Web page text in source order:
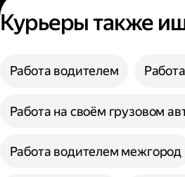
Курьеры также
Работа водителем
Работа на своём грузовом
Работа водителем межгород